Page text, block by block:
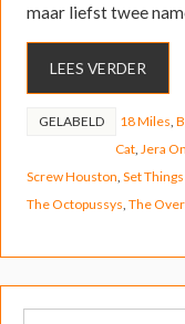
maar liefst twee
LEES VERDER
GELABELD 18 Miles
Cat, Jera
Screw Houston Set
The Octopussys The